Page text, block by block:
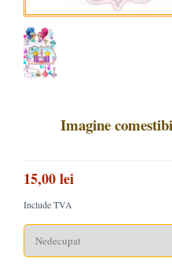
Imagine
15,00 lei
Include TVA